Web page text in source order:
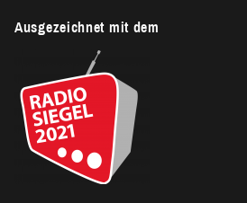
Ausgezeichnet mit dem